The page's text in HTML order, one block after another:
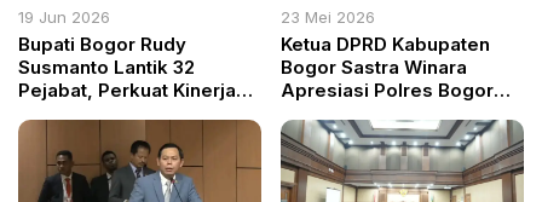
19 Jun 2026
Bupati Bogor Rudy
Susmanto Lantik 32
Pejabat, Perkuat Kinerja
Pelayanan Publik
23 Mei 2026
Ketua DPRD Kabupaten
Bogor Sastra Winara
Apresiasi Polres Bogor
BBM Subsidi